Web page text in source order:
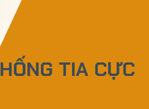
TIA CỰC